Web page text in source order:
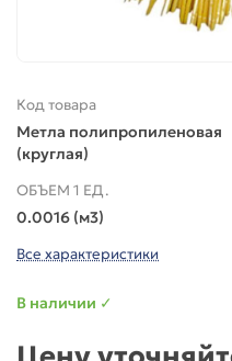
Код товара
Метла полипропиленовая
(круглая)
ОБЪЕМ 1 ЕД.
0.0016 (м3)
Все характеристики
В наличии ✓